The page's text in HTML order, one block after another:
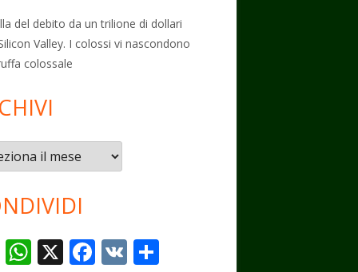
del debito da un trilione di dollari
Valley. I colossi vi nascondono
colossale
T W X F V